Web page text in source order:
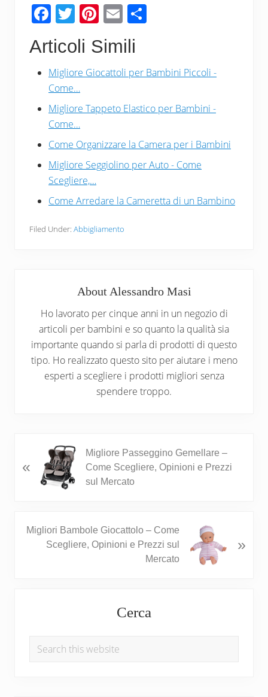
F
ac
e
b
o
o
k
T
wi
tt
er
Pi
nt
er
e
E
m
ail
di
di
Articoli Simili
Migliore Giocattoli per Bambini Piccoli -
Come…
Migliore Tappeto Elastico per Bambini -
Come…
Come Organizzare la Camera per i Bambini
Migliore Seggiolino per Auto - Come
Scegliere,…
Come Arredare la Cameretta di un Bambino
Filed Under: Abbigliamento
About Alessandro Masi
Ho lavorato per cinque anni in un negozio di
articoli per bambini e so quanto la qualità sia
importante quando si parla di prodotti di questo
tipo. Ho realizzato questo sito per aiutare i meno
esperti a scegliere i prodotti migliori senza
spendere troppo.
r
u
«
Migliore Passeggino Gemellare –
Come Scegliere, Opinioni e Prezzi
sul Mercato
NMigliori Bambole Giocattolo – Come
Scegliere, Opinioni e Prezzi sul
Mercato
»
Cerca
Search